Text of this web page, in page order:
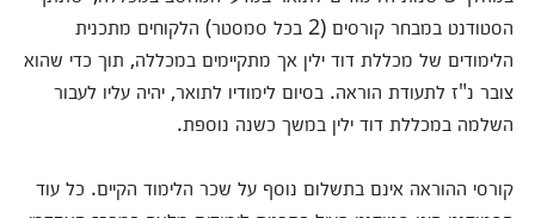
הסטודנט במבחר קורסים (2 בכל סמסטר) הלקוחים מתכנית
הלימודים של מכללת דוד ילין אך מתקיימים במכללה, תוך כדי שהוא
צובר נ"ז לתעודת הוראה. בסיום לימודיו לתואר, יהיה עליו לעבור
השלמה במכללת דוד ילין במשך כשנה נוספת.
קורסי ההוראה אינם בתשלום נוסף על שכר הלימוד הקיים. כל עוד